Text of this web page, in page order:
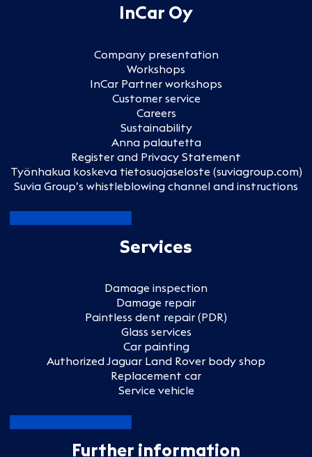
InCar Oy
Company presentation
Workshops
InCar Partner workshops
Customer service
Careers
Sustainability
Anna palautetta
Register and Privacy Statement
Työnhakua koskeva tietosuojaseloste (suviagroup.com)
Suvia Group’s whistleblowing channel and instructions
Services
Damage inspection
Damage repair
Paintless dent repair (PDR)
Glass services
Car painting
Authorized Jaguar Land Rover body shop
Replacement car
Service vehicle
Further information